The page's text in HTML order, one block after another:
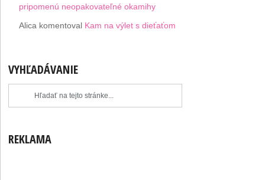
pripomenú neopakovateľné okamihy
Alica komentoval Kam na výlet s dieťaťom
VYHĽADÁVANIE
REKLAMA